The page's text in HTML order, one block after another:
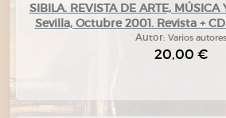
SIBILA. REVISTA DE ARTE, MÚSICA
Sevilla, Octubre 2001. Revista +
Autor: Varios autores
20,00 €